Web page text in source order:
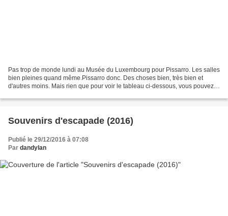
Pas trop de monde lundi au Musée du Luxembourg pour Pissarro. Les salles
bien pleines quand même.Pissarro donc. Des choses bien, très bien et
d'autres moins. Mais rien que pour voir le tableau ci-dessous, vous pouvez
Souvenirs d'escapade (2016)
Publié le 29/12/2016 à 07:08
Par dandylan